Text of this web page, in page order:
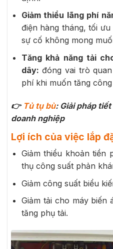
Giảm thiểu lãng phí
điện hàng tháng, tối
sự cố không mong
Tăng khả năng tải
dây: đóng vai trò
phí khi muốn tăng
👉 Tủ tụ bù: Giải pháp
doanh nghiệp
Lợi ích của việc lắp
Giảm thiểu khoản tiền
thụ công suất phản
Giảm công suất biểu
Giảm tải cho máy biến
tăng phụ tải.